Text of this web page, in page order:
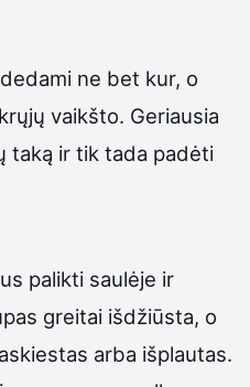
ne bet kur, o
vaikšto. Geriausia
taką ir tik tada padėti
palikti saulėje ir
greitai išdžiūsta, o
arba išplautas.